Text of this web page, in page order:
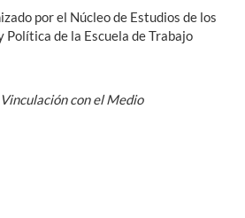
por el Núcleo de Estudios de los
Política de la Escuela de Trabajo
con el Medio